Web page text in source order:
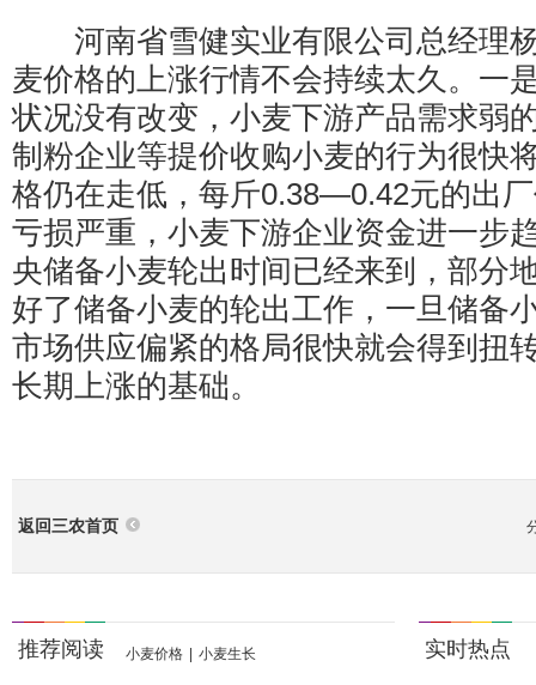
河南省雪健实业有限公司总经理
麦价格的上涨行情不会持续太久。一
状况没有改变，小麦下游产品需求弱
制粉企业等提价收购小麦的行为很快
格仍在走低，每斤0.38—0.42元的出
亏损严重，小麦下游企业资金进一步
央储备小麦轮出时间已经来到，部分
好了储备小麦的轮出工作，一旦储备
市场供应偏紧的格局很快就会得到扭
长期上涨的基础。
返回三农首页
推荐阅读 小麦价格 小麦生长 实时热点